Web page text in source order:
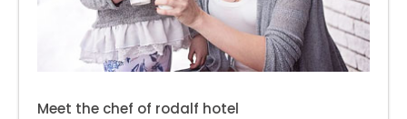
Meet the chef of rodalf hotel